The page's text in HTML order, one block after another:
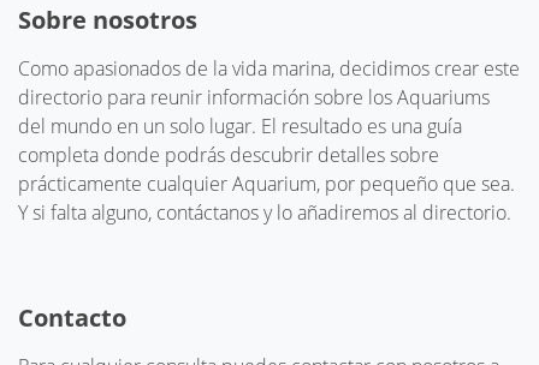
Sobre nosotros
Como apasionados de la vida marina, decidimos crear este
directorio para reunir información sobre los Aquariums
del mundo en un solo lugar. El resultado es una guía
completa donde podrás descubrir detalles sobre
prácticamente cualquier Aquarium, por pequeño que sea.
Y si falta alguno, contáctanos y lo añadiremos al directorio.
Contacto